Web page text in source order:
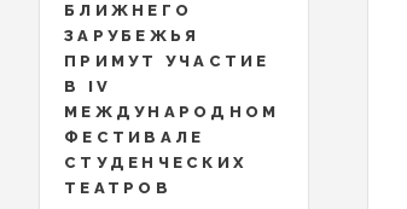
БЛИЖНЕГО
ЗАРУБЕЖЬЯ
ПРИМУТ УЧАСТИЕ
В IV
МЕЖДУНАРОДНОМ
ФЕСТИВАЛЕ
СТУДЕНЧЕСКИХ
ТЕАТРОВ